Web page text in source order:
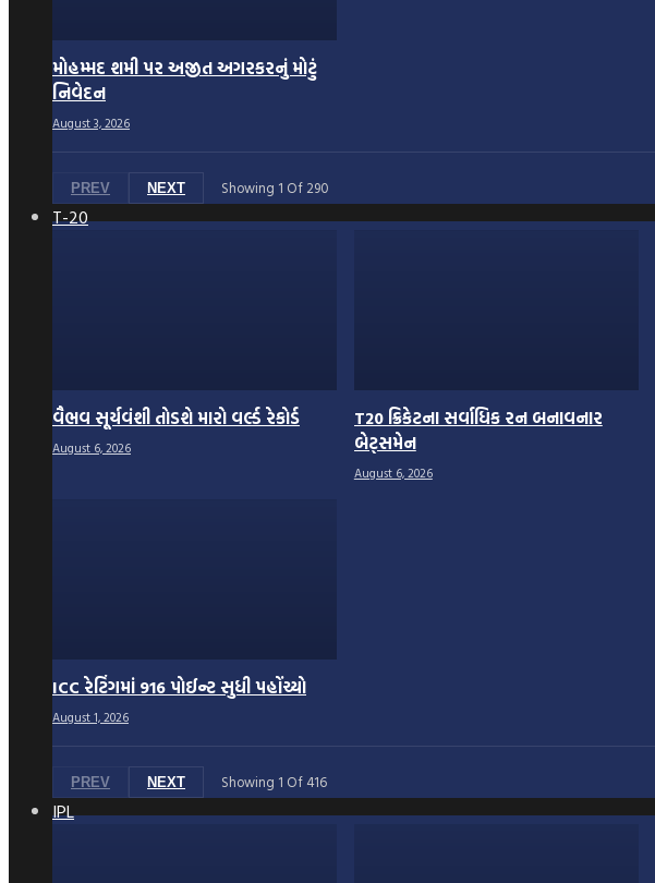
મોહમ્મદ શમી પર અજીત અગરકરનું મોટું
નિવેદન
August 3, 2026
PREV NEXT Showing 1 Of 290
T-20
વૈભવ સૂર્યવંશી તોડશે મારો વર્લ્ડ રેકોર્ડ
August 6, 2026
T20 ક્રિકેટના સર્વાધિક રન બનાવનાર
બેટ્સમેન
August 6, 2026
ICC રેટિંગમાં 916 પોઈન્ટ સુધી પહોંચ્યો
August 1, 2026
PREV NEXT Showing 1 Of 416
IPL